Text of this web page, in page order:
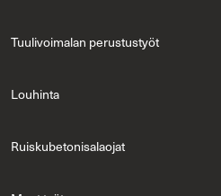
Tuu­li­voi­ma­lan pe­rus­tus­työt
Lou­hin­ta
Ruis­ku­be­to­ni­sa­lao­jat